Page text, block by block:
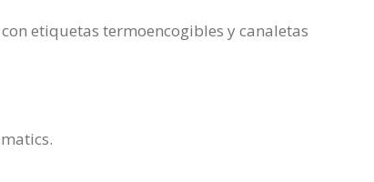
etiquetas termoencogibles y canaletas